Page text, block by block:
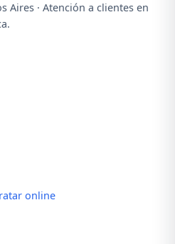
Aires · Atención a clientes en
online